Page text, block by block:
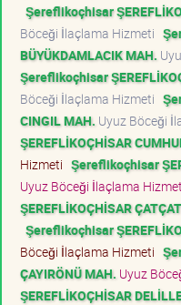
Şereflikoçhisar
Böceği İlaçlama Hizmeti
BÜYÜKDAMLACIK MAH.
Şereflikoçhisar
Böceği İlaçlama Hizmeti
CINGIL MAH. Uyuz Böceği
ŞEREFLİKOÇHİSAR
Hizmeti Şereflikoçhisar
Uyuz Böceği İlaçlama
ŞEREFLİKOÇHİSAR
Şereflikoçhisar
Böceği İlaçlama Hizmeti
ÇAYIRÖNÜ MAH. Uyuz
ŞEREFLİKOÇHİSAR